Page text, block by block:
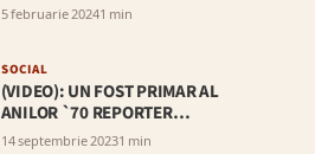
5 februarie 20241 min
SOCIAL
(VIDEO): UN FOST PRIMAR AL
ANILOR `70 REPORTER…
14 septembrie 20231 min